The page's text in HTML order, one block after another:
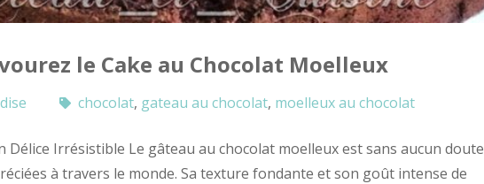
le Cake au Chocolat Moelleux
chocolat, gateau au chocolat, moelleux au chocolat
Délice Irrésistible Le gâteau au chocolat moelleux est sans aucun doute
à travers le monde. Sa texture fondante et son goût intense de